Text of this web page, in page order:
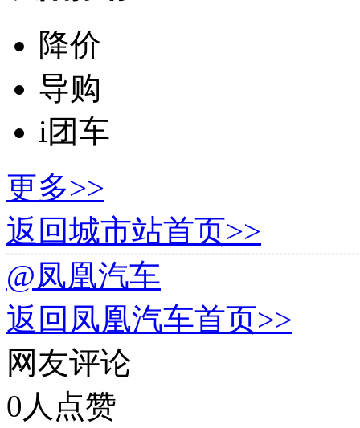
降价
导购
i团车
更多>>
返回城市站首页>>
@凤凰汽车
返回凤凰汽车首页>>
网友评论
0 人点赞